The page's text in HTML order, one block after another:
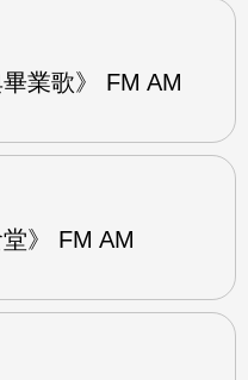
業歌》 FM AM
》 FM AM